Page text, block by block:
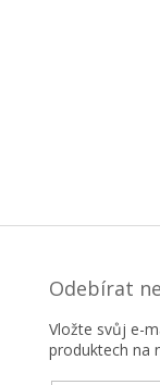
Odebírat
Vložte svůj e-
produktech na